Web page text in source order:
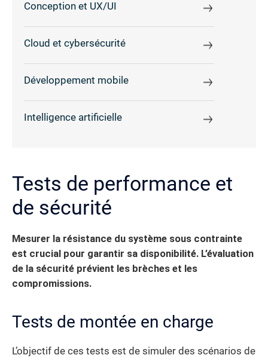
Conception et UX/UI
Cloud et cybersécurité
Développement mobile
Intelligence artificielle
Tests de performance et
de sécurité
Mesurer la résistance du système sous contrainte
est crucial pour garantir sa disponibilité. L’évaluation
de la sécurité prévient les brèches et les
compromissions.
Tests de montée en charge
L’objectif de ces tests est de simuler des scénarios de